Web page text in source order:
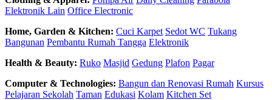
Elektronik Lain Office Electronic
Home, Garden & Kitchen: Cuci Karpet Sedot WC Tukang
Bangunan Pembantu Rumah Tangga Elektronik
Health & Beauty: Ruko Masjid Gedung Plafon Pagar
Computer & Technologies: Bangun dan Renovasi Rumah Kursus
Pelajaran Sekolah Taman Edukasi Kolam Kitchen Set